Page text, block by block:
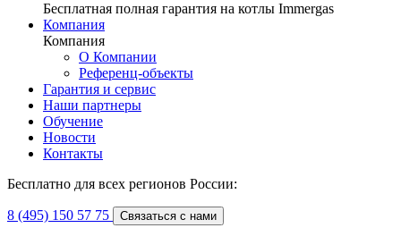
Бесплатная полная гарантия на котлы Immergas
Компания
Компания
О Компании
Референц-объекты
Гарантия и сервис
Наши партнеры
Обучение
Новости
Контакты
Бесплатно для всех регионов России:
8 (495) 150 57 75 Связаться с нами